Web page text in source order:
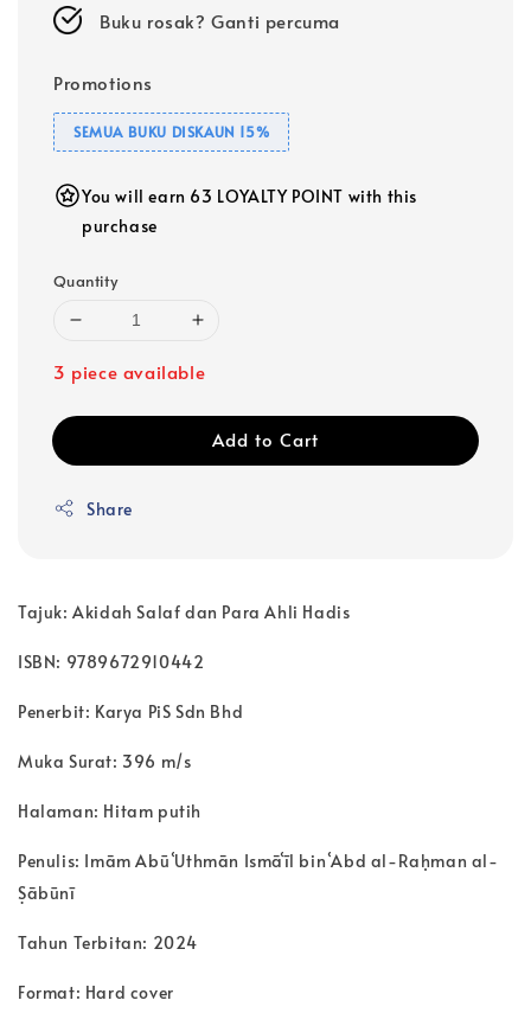
Buku rosak? Ganti percuma
Promotions
SEMUA BUKU DISKAUN 15%
You will earn 63 LOYALTY POINT with this
purchase
Quantity
3 piece available
Add to Cart
Share
Tajuk: Akidah Salaf dan Para Ahli Hadis
ISBN: 9789672910442
Penerbit: Karya PiS Sdn Bhd
Muka Surat: 396 m/s
Halaman: Hitam putih
Penulis: Imām Abū ʿUthmān Ismāʿīl bin ʿAbd al-Raḥman al-
Ṣābūnī
Tahun Terbitan: 2024
Format: Hard cover